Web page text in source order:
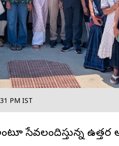
PM IST
సేవలందిస్తున్న ఉత్తర